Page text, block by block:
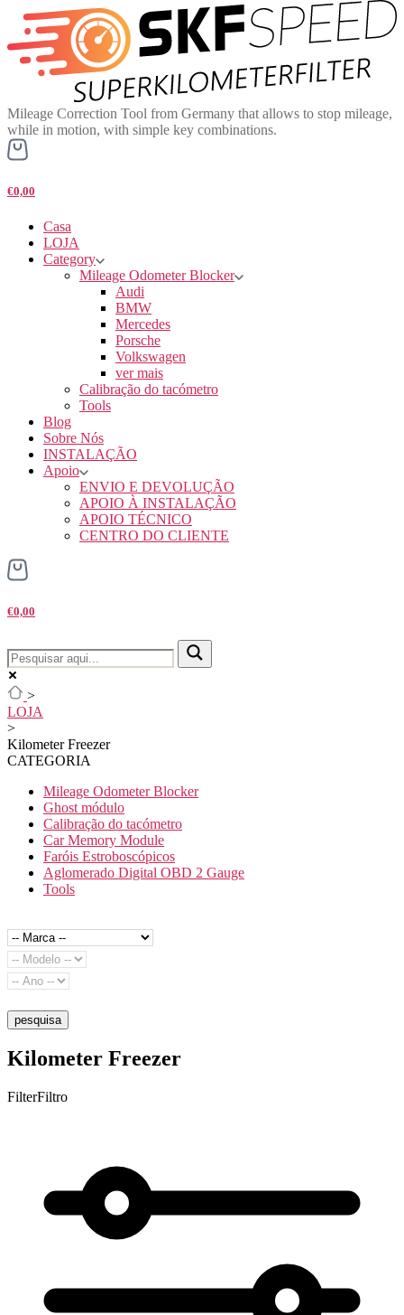
Mileage Correction Tool from Germany that allows to stop mileage,
while in motion, with simple key combinations.
€0,00
Casa
LOJA
Category
Mileage Odometer Blocker
Audi
BMW
Mercedes
Porsche
Volkswagen
ver mais
Calibração do tacómetro
Tools
Blog
Sobre Nós
INSTALAÇÃO
Apoio
ENVIO E DEVOLUÇÃO
APOIO À INSTALAÇÃO
APOIO TÉCNICO
CENTRO DO CLIENTE
€0,00
>
LOJA
>
Kilometer Freezer
CATEGORIA
Mileage Odometer Blocker
Ghost módulo
Calibração do tacómetro
Car Memory Module
Faróis Estroboscópicos
Aglomerado Digital OBD 2 Gauge
Tools
pesquisa
Kilometer Freezer
FilterFiltro